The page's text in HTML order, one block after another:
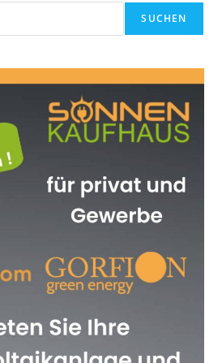
SUCHEN